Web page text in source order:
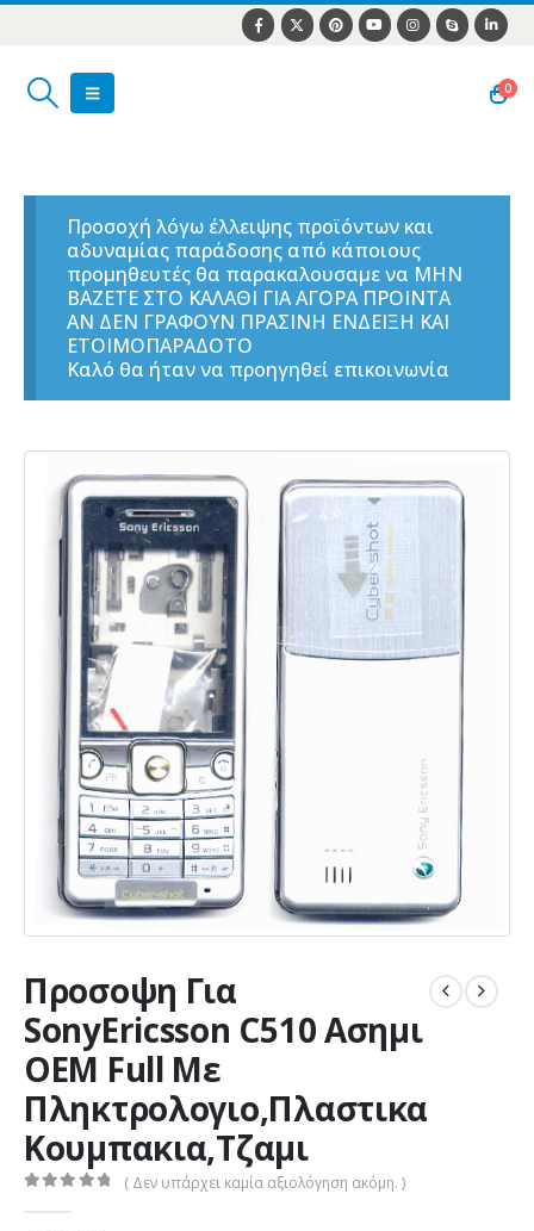
0
Προσοχή λόγω έλλειψης προϊόντων και
αδυναμίας παράδοσης από κάποιους
προμηθευτές θα παρακαλουσαμε να ΜΗΝ
ΒΑΖΕΤΕ ΣΤΟ ΚΑΛΑΘΙ ΓΙΑ ΑΓΟΡΑ ΠΡΟΙΝΤΑ
ΑΝ ΔΕΝ ΓΡΑΦΟΥΝ ΠΡΑΣΙΝΗ ΕΝΔΕΙΞΗ ΚΑΙ
ΕΤΟΙΜΟΠΑΡΑΔΟΤΟ
Καλό θα ήταν να προηγηθεί επικοινωνία
Προσοψη Για
SonyEricsson C510 Ασημι
OEM Full Με
Πληκτρολογιο,Πλαστικα
Κουμπακια,Τζαμι
( Δεν υπάρχει καμία αξιολόγηση ακόμη. )